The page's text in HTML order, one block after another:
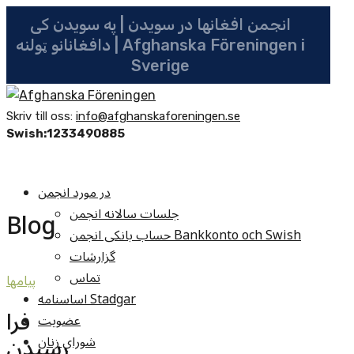
انجمن افغانها در سویدن | په سویدن کی
دافغانانو ټولنه | Afghanska Föreningen i
Sverige
Skriv till oss: info@afghanskaforeningen.se
Swish:1233490885
در مورد انجمن
جلسات سالانه انجمن
حساب بانکی انجمن Bankkonto och Swish
گزارشات
تماس
اساسنامه Stadgar
عضویت
شوراي زنان
Blog
پيامها
فرا